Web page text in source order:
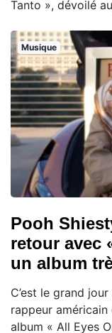
Tanto », dévoilé
Musique
Pooh
retour avec
un album
C’est le grand
rappeur américain
album « All Eyes